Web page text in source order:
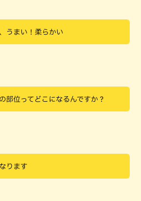
うまい！柔らかい
部位ってどこになるんですか？
ります